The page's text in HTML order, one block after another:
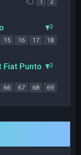
15 16 17 18
Fiat Punto
66 67 68 69